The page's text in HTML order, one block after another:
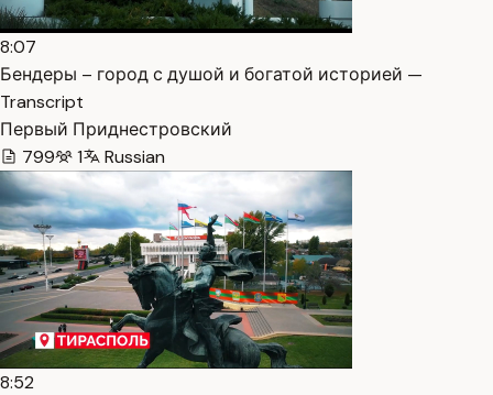
8:07
Бендеры – город с душой и богатой историей —
Transcript
Первый Приднестровский
799
1 Russian
8:52